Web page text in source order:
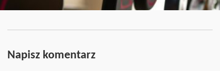
Napisz komentarz